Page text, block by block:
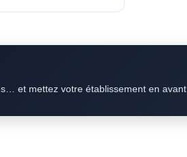
et mettez votre établissement en avant.